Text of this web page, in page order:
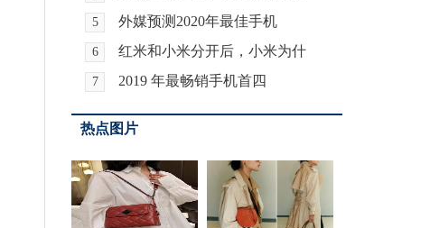
5 外媒预测2020年最佳手机
6 红米和小米分开后，小米为什
7 2019 年最畅销手机首四
热点图片